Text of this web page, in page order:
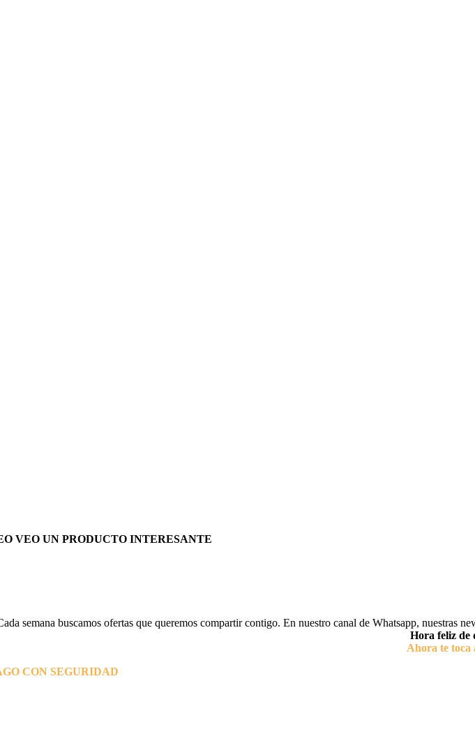
VEO UN PRODUCTO INTERESANTE
semana buscamos ofertas que queremos compartir contigo. En nuestro canal de Whatsapp, nuestras
Hora feliz de
Ahora te toca
CON SEGURIDAD